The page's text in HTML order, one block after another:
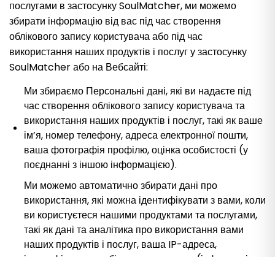
послугами в застосунку SoulMatcher, ми можемо
збирати інформацію від вас під час створення
облікового запису користувача або під час
використання наших продуктів і послуг у застосунку
SoulMatcher або на Вебсайті:
Ми збираємо Персональні дані, які ви надаєте під
час створення облікового запису користувача та
використання наших продуктів і послуг, такі як ваше
ім’я, номер телефону, адреса електронної пошти,
ваша фотографія профілю, оцінка особистості (у
поєднанні з іншою інформацією).
Ми можемо автоматично збирати дані про
використання, які можна ідентифікувати з вами, коли
ви користуєтеся нашими продуктами та послугами,
такі як дані та аналітика про використання вами
наших продуктів і послуг, ваша IP-адреса,